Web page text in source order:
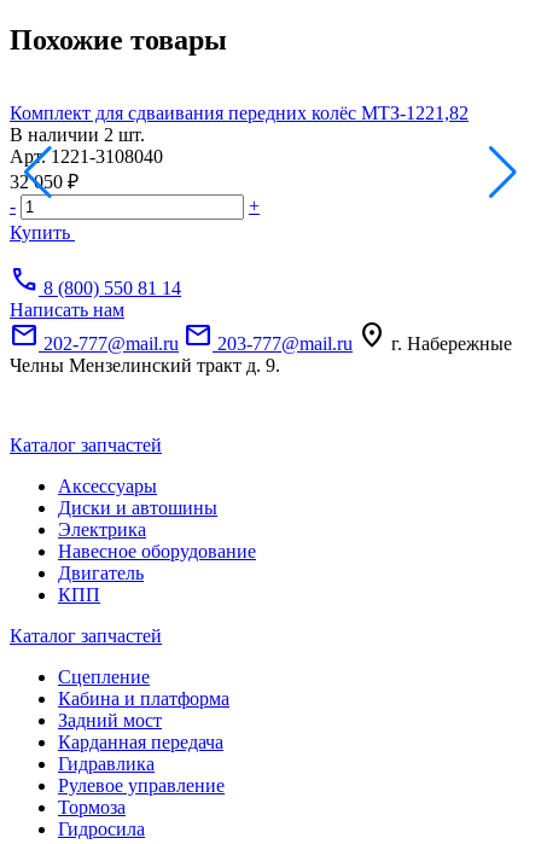
Похожие товары
Комплект для сдваивания передних колёс МТЗ-1221,82
В наличии 2 шт.
Арт. 1221-3108040
32 050 ₽
-
+
Купить
call 8 (800) 550 81 14
Написать нам
mail 202-777@mail.ru mail 203-777@mail.ru location_on г. Набережные
Челны Мензелинский тракт д. 9.
Каталог запчастей
Аксессуары
Диски и автошины
Электрика
Навесное оборудование
Двигатель
КПП
Каталог запчастей
Сцепление
Кабина и платформа
Задний мост
Карданная передача
Гидравлика
Рулевое управление
Тормоза
Гидросила